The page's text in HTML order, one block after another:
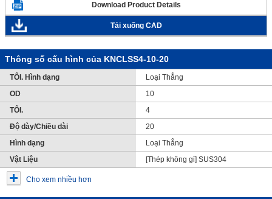
Download Product Details
Tải xuống CAD
Thông số cấu hình của KNCLSS4-10-20
TÔI. Hình dạng
Loại Thẳng
OD
10
TÔI.
4
Độ dày/Chiều dài
20
Hình dạng
Loại Thẳng
Vật Liệu
[Thép không gỉ] SUS304
Cho xem nhiều hơn